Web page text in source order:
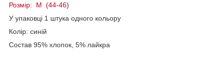
Розмір: M (44-46)
У упаковці 1 штука одного кольору
Колір: синій
Состав 95% хлопок, 5% лайкра